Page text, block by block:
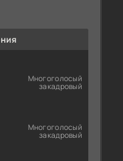
Многоголосый
закадровый
Многоголосый
закадровый